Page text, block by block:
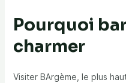
Pourquoi
charmer
Visiter BArgème, le plus